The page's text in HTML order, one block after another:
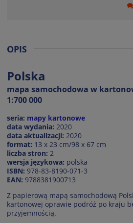
OPIS
Polska
mapa samochodowa w
1:700 000
seria: mapy kartonowe
data wydania: 2020
data aktualizacji: 2020
format: 13 x 23 cm/98 x 67 cm
liczba stron: 2
wersja językowa: polska
ISBN: 978-83-8190-071-3
EAN: 9788381900713
Z papierową mapą samochodową
kartonowej oprawie podróż po kraju
przyjemnością.